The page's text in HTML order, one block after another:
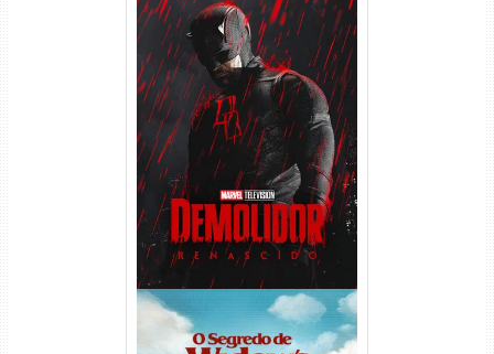
Demolidor: Renascido 2ª
Temporada (2026) WEB-DL
1080p Dual Áudio